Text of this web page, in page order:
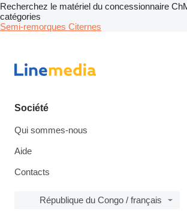
Recherchez le matériel du concessionnaire
catégories
Semi-remorques Citernes
Société
Qui sommes-nous
Aide
Contacts
République du Congo / français